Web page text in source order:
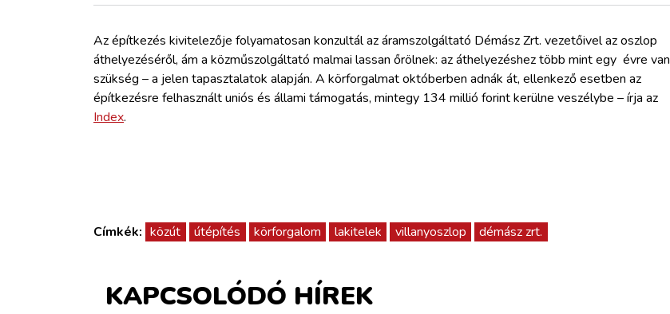
HAJÓZÁS
REGISZTRÁCIÓ
Az építkezés kivitelezője folyamatosan konzultál az áramszolgáltató Démász Zrt. vezetőivel az oszlop
áthelyezéséről, ám a közműszolgáltató malmai lassan őrölnek: az áthelyezéshez több mint egy évre van
szükség – a jelen tapasztalatok alapján. A körforgalmat októberben adnák át, ellenkező esetben az
építkezésre felhasznált uniós és állami támogatás, mintegy 134 millió forint kerülne veszélybe – írja az
Index.
Címkék: közút útépítés körforgalom lakitelek villanyoszlop démász zrt.
KAPCSOLÓDÓ HÍREK